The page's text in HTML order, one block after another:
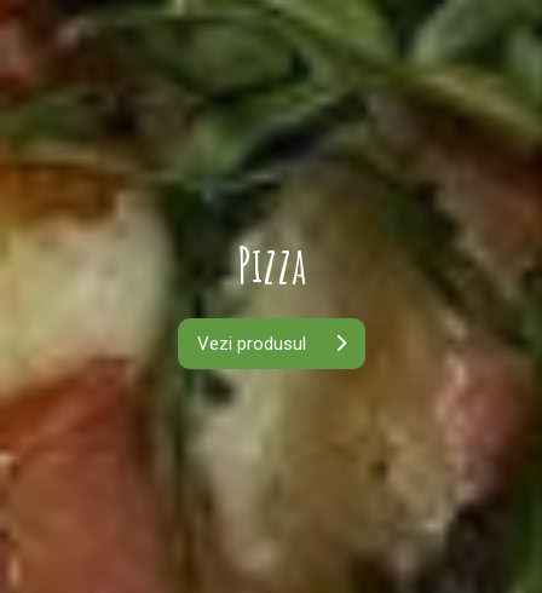
Pizza
Vezi produsul